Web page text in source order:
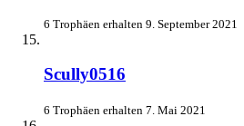
6 Trophäen erhalten 9. September 2021
Scully0516
6 Trophäen erhalten 7. Mai 2021